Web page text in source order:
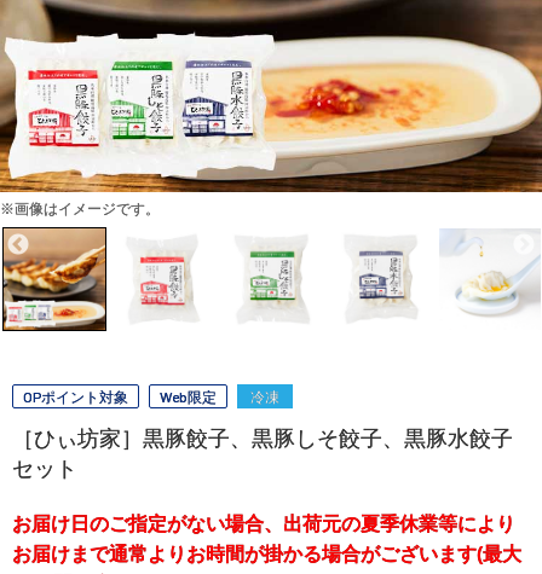
※画像はイメージです。
OPポイント対象 Web限定 冷凍
［ひぃ坊家］黒豚餃子、黒豚しそ餃子、黒豚水餃子
セット
お届け日のご指定がない場合、出荷元の夏季休業等により
お届けまで通常よりお時間が掛かる場合がございます(最大